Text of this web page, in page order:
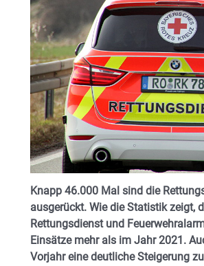
Knapp 46.000 Mal sind die
ausgerückt. Wie die Statistik zeigt,
Rettungsdienst und
Einsätze mehr als im Jahr 2021.
Vorjahr eine deutliche Steigerung